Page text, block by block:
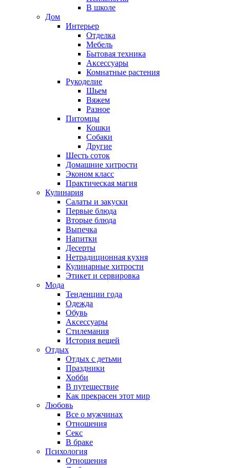
В школе
Дом
Интерьер
Отделка
Мебель
Бытовая техника
Аксессуары
Комнатные растения
Рукоделие
Шьем
Вяжем
Разное
Питомцы
Кошки
Собаки
Другие
Шесть соток
Домашние хитрости
Эконом класс
Практическая магия
Кулинария
Салаты и закуски
Первые блюда
Вторые блюда
Выпечка
Напитки
Десерты
Нетрадиционная кухня
Кулинарные хитрости
Этикет и сервировка
Мода
Тенденции года
Одежда
Обувь
Аксессуары
Стилемания
История вещей
Отдых
Отдых с детьми
Праздники
Хобби
В путешествие
Как прекрасен этот мир
Любовь
Все о мужчинах
Отношения
Секс
В браке
Психология
Отношения